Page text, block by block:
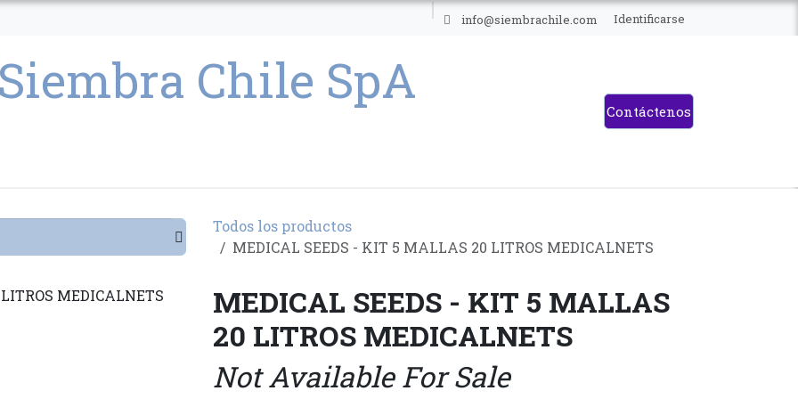
info@siembrachile.com Identificarse
Contáctenos
Todos los productos
MEDICAL SEEDS - KIT 5 MALLAS 20 LITROS MEDICALNETS
MEDICAL SEEDS - KIT 5 MALLAS
20 LITROS MEDICALNETS
Not Available For Sale